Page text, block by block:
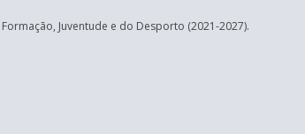
Juventude e do Desporto (2021-2027).